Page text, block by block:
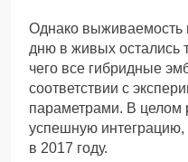
Однако выживаемость
дню в живых остались
чего все гибридные
соответствии с
параметрами. В целом
успешную интеграцию,
в 2017 году.